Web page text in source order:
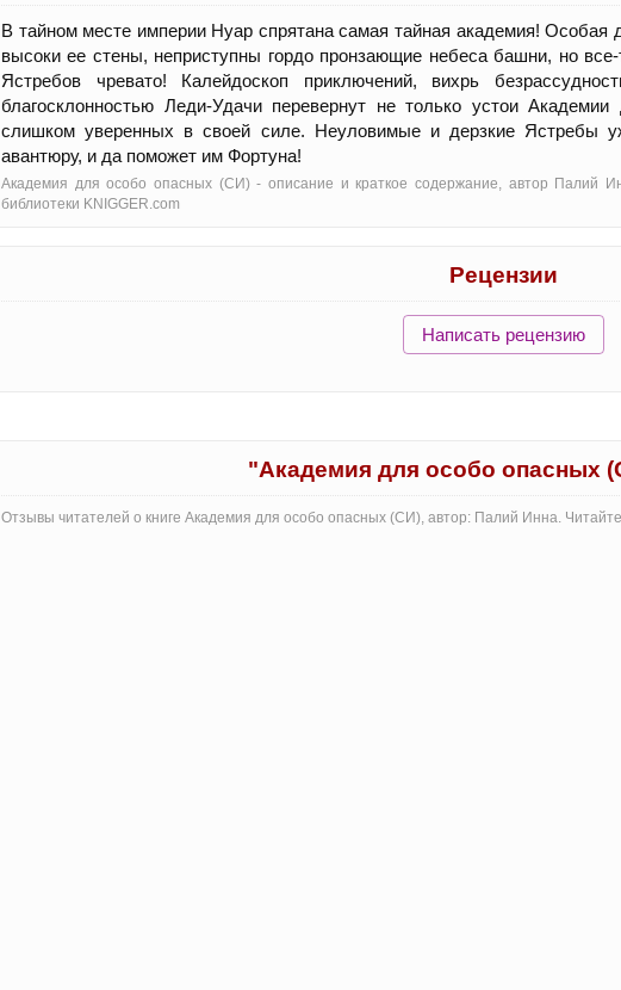
В тайном месте империи Нуар спрятана самая тайная академия!
высоки ее стены, неприступны гордо пронзающие небеса башни, но все-
Ястребов чревато! Калейдоскоп приключений, вихрь
благосклонностью Леди-Удачи перевернут не только устои
слишком уверенных в своей силе. Неуловимые и дерзкие Ястребы
авантюру, и да поможет им Фортуна!
Академия для особо опасных (СИ) - oписание и краткое содержание, автор Палий
библиотеки KNIGGER.com
Рецензии
Написать рецензию
"Академия для особо опасных
Отзывы читателей о книге Академия для особо опасных (СИ), автор: Палий Инна.